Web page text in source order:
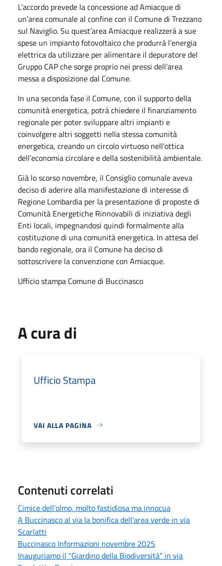
L’accordo prevede la concessione ad Amiacque di
un’area comunale al confine con il Comune di Trezzano
sul Naviglio. Su quest’area Amiacque realizzerà a sue
spese un impianto fotovoltaico che produrrà l’energia
elettrica da utilizzare per alimentare il depuratore del
Gruppo CAP che sorge proprio nei pressi dell’area
messa a disposizione dal Comune.
In una seconda fase il Comune, con il supporto della
comunità energetica, potrà chiedere il finanziamento
regionale per poter sviluppare altri impianti e
coinvolgere altri soggetti nella stessa comunità
energetica, creando un circolo virtuoso nell’ottica
dell’economia circolare e della sostenibilità ambientale.
Già lo scorso novembre, il Consiglio comunale aveva
deciso di aderire alla manifestazione di interesse di
Regione Lombardia per la presentazione di proposte di
Comunità Energetiche Rinnovabili di iniziativa degli
Enti locali, impegnandosi quindi formalmente alla
costituzione di una comunità energetica. In attesa del
bando regionale, ora il Comune ha deciso di
sottoscrivere la convenzione con Amiacque.
Ufficio stampa Comune di Buccinasco
A cura di
Ufficio Stampa
VAI ALLA PAGINA
Contenuti correlati
Cimice dell’olmo, molto fastidiosa ma innocua
A Buccinasco al via la bonifica dell’area verde in via
Scarlatti
Buccinasco Informazioni novembre 2025
Inauguriamo il “Giardino della Biodiversità” in via